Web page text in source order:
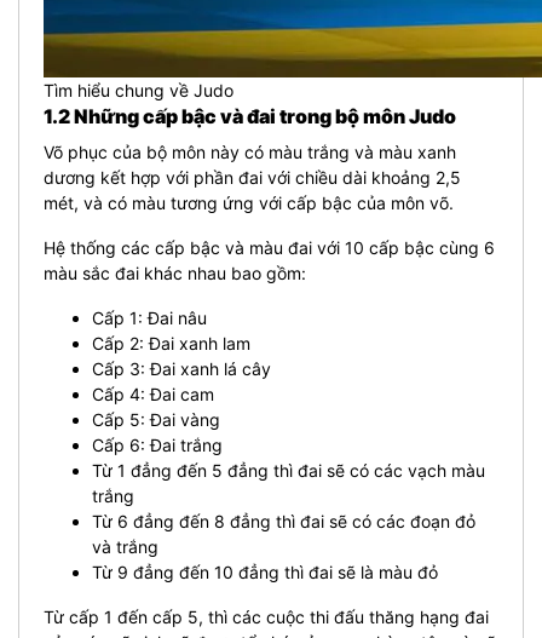
Tìm hiểu chung về Judo
1.2 Những cấp bậc và đai trong bộ môn Judo
Võ phục của bộ môn này có màu trắng và màu xanh
dương kết hợp với phần đai với chiều dài khoảng 2,5
mét, và có màu tương ứng với cấp bậc của môn võ.
Hệ thống các cấp bậc và màu đai với 10 cấp bậc cùng 6
màu sắc đai khác nhau bao gồm:
Cấp 1: Đai nâu
Cấp 2: Đai xanh lam
Cấp 3: Đai xanh lá cây
Cấp 4: Đai cam
Cấp 5: Đai vàng
Cấp 6: Đai trắng
Từ 1 đẳng đến 5 đẳng thì đai sẽ có các vạch màu
trắng
Từ 6 đẳng đến 8 đẳng thì đai sẽ có các đoạn đỏ
và trắng
Từ 9 đẳng đến 10 đẳng thì đai sẽ là màu đỏ
Từ cấp 1 đến cấp 5, thì các cuộc thi đấu thăng hạng đai